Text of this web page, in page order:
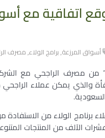
اتفاقية مع
أسواق المرزعة,برامج الولاء,مصرف
من مصرف الراجحي مع
والذي يمكن عملاء
برنامج الولاء من